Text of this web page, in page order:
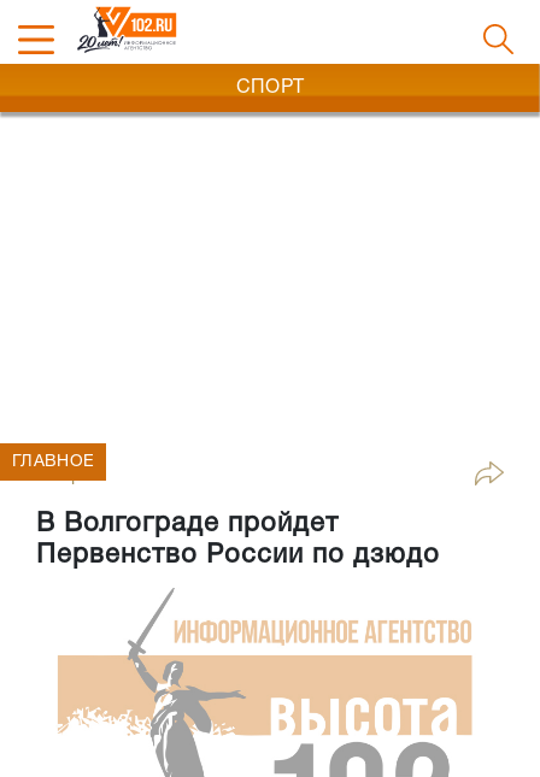
СПОРТ
В Волгограде пройдет
Первенство России по дзюдо
ГЛАВНОЕ